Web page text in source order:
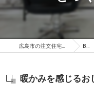
広島市の注文住宅はasazu design office BLOG
暖かみを感じるお